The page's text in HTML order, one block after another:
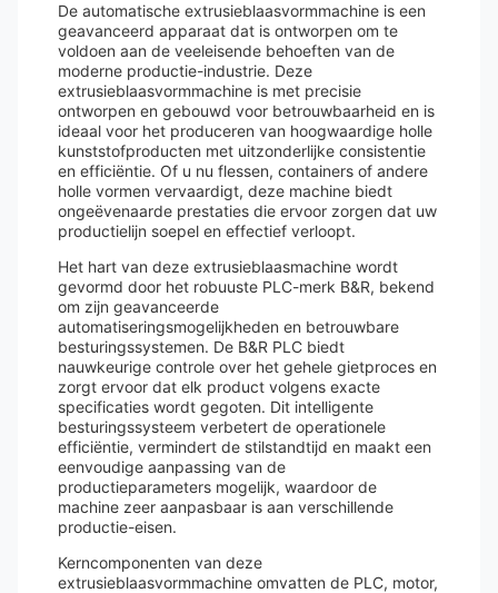
De automatische extrusieblaasvormmachine is een
geavanceerd apparaat dat is ontworpen om te
voldoen aan de veeleisende behoeften van de
moderne productie-industrie. Deze
extrusieblaasvormmachine is met precisie
ontworpen en gebouwd voor betrouwbaarheid en is
ideaal voor het produceren van hoogwaardige holle
kunststofproducten met uitzonderlijke consistentie
en efficiëntie. Of u nu flessen, containers of andere
holle vormen vervaardigt, deze machine biedt
ongeëvenaarde prestaties die ervoor zorgen dat uw
productielijn soepel en effectief verloopt.
Het hart van deze extrusieblaasmachine wordt
gevormd door het robuuste PLC-merk B&R, bekend
om zijn geavanceerde
automatiseringsmogelijkheden en betrouwbare
besturingssystemen. De B&R PLC biedt
nauwkeurige controle over het gehele gietproces en
zorgt ervoor dat elk product volgens exacte
specificaties wordt gegoten. Dit intelligente
besturingssysteem verbetert de operationele
efficiëntie, vermindert de stilstandtijd en maakt een
eenvoudige aanpassing van de
productieparameters mogelijk, waardoor de
machine zeer aanpasbaar is aan verschillende
productie-eisen.
Kerncomponenten van deze
extrusieblaasvormmachine omvatten de PLC, motor,